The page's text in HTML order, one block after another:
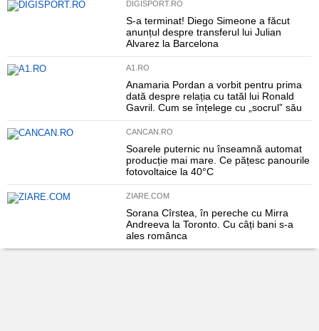
DIGISPORT.RO
S-a terminat! Diego Simeone a făcut
anunțul despre transferul lui Julian
Alvarez la Barcelona
A1.RO
Anamaria Pordan a vorbit pentru prima
dată despre relația cu tatăl lui Ronald
Gavril. Cum se înțelege cu „socrul” său
CANCAN.RO
Soarele puternic nu înseamnă automat
producție mai mare. Ce pățesc panourile
fotovoltaice la 40°C
ZIARE.COM
Sorana Cîrstea, în pereche cu Mirra
Andreeva la Toronto. Cu câți bani s-a
ales românca